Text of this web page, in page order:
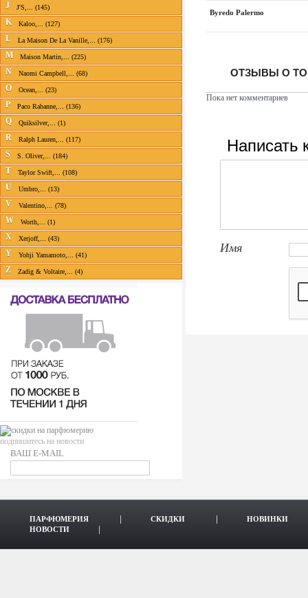
J J'S,... (145)
K Kaloo,... (127)
L La Maison De La Vanille,... (176)
M Maison Martin,... (225)
N Naomi Campbell,... (68)
O Ocean,... (23)
P Paco Rabanne,... (136)
Q Quiksilver,... (1)
R Ralph Lauren,... (117)
S S. Oliver,... (184)
T Taylor Swift,... (108)
U Umbro,... (13)
V Valentino,... (78)
W Worth,... (1)
X Xerjoff,... (43)
Y Yohji Yamamoto,... (41)
Z Zadig & Voltaire,... (4)
подпишитесь на новости
ВАШ E-MAIL
Byredo Palermo
ОТЗЫВЫ О
Пока нет комментариев
Написать
Имя
ПАРФЮМЕРИЯ СКИДКИ
НОВИНКИ
НОВОСТИ